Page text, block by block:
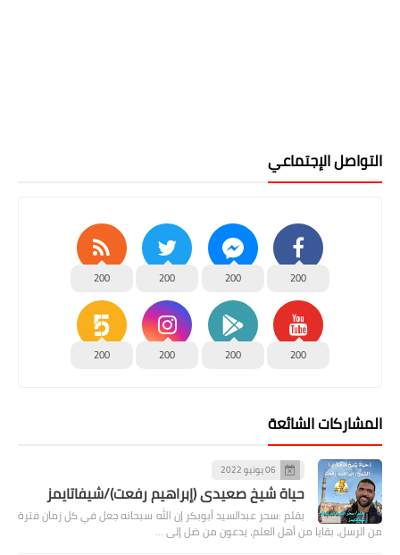
التواصل الإجتماعي
200
200
200
200
200
200
200
200
المشاركات الشائعة
06 يونيو 2022
حياة شيخ صعيدى (إبراهيم رفعت)/شيفاتايمز
بقلم :سحر عبدالسيد أبوبكر إن الله سبحانه جعل في كل زمان فترة
من الرسل، بقايا من أهل العلم، يدعون من ضل إلى …